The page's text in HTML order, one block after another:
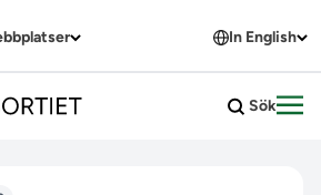
In English
Sök